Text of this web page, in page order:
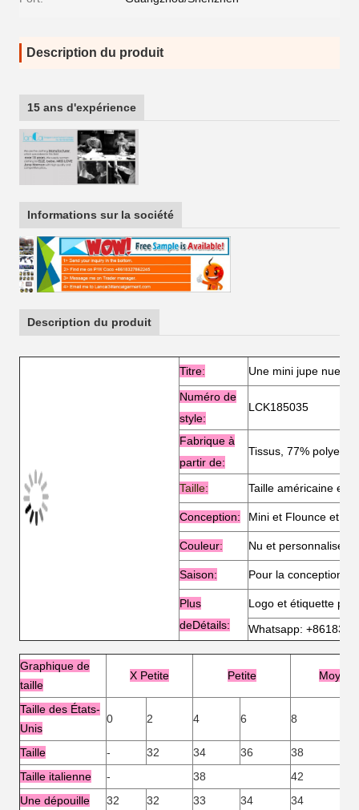
Description du produit
15 ans d'expérience
Informations sur la société
Description du produit
Titre:
Une mini jupe nue
Numéro de
style:
LCK185035
Fabrique à
partir de:
Tissus, 77%
Taille: Taille américaine et
Conception: Mini et Flounce et
Couleur: Nu et personnalisé
Saison: Pour la conception
Plus
deDétails:
Logo et étiquette
Whatsapp:
Graphique de
taille
X Petite Petite
Taille des États-
Unis
0 2 4 6 8
Taille - 32 34 36 38
Taille italienne
- 38
42
Une dépouille
32 32 33 34 34